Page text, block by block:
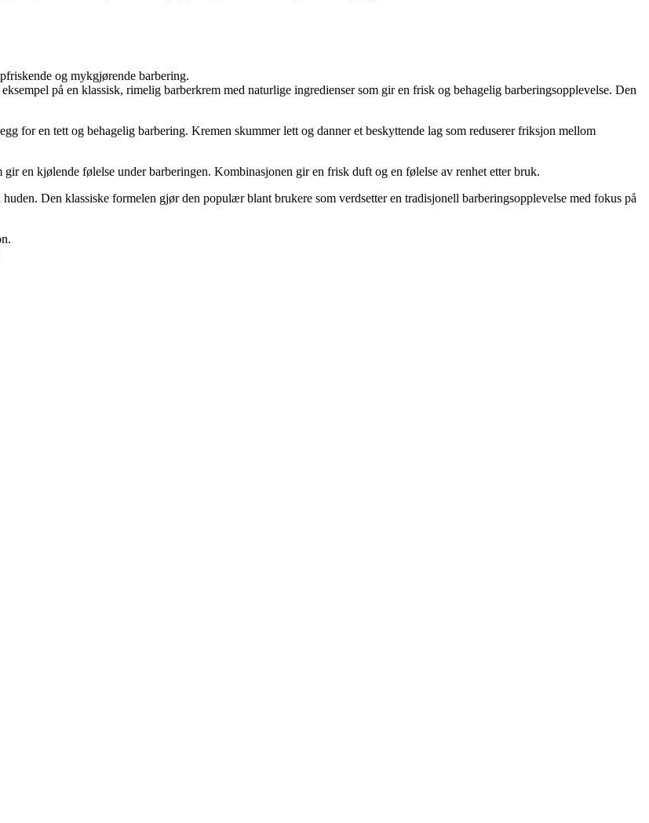
og mykgjørende barbering.
på en klassisk, rimelig barberkrem med naturlige ingredienser som gir en frisk og behagelig barberingsopplevelse. Den
for en tett og behagelig barbering. Kremen skummer lett og danner et beskyttende lag som reduserer friksjon mellom
en kjølende følelse under barberingen. Kombinasjonen gir en frisk duft og en følelse av renhet etter bruk.
Den klassiske formelen gjør den populær blant brukere som verdsetter en tradisjonell barberingsopplevelse med fokus på